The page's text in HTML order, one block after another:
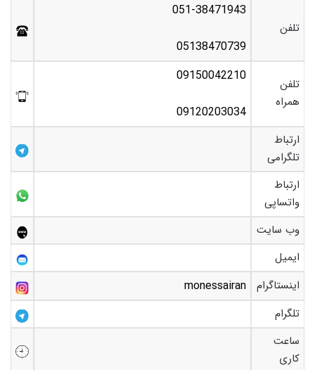
تلفن
051-38471943
05138470739
تلفن
همراه
09150042210
09120203034
ارتباط
تلگرامی
ارتباط
واتساپی
وب سایت
ایمیل
اینستاگرام
monessairan
تلگرام
ساعت
کاری